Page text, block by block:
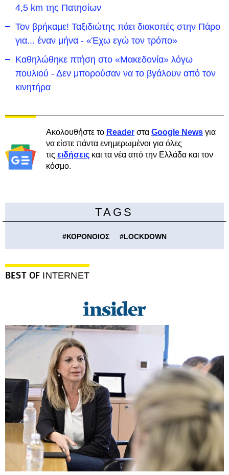
4,5 km της Πατησίων
Τον βρήκαμε! Ταξιδιώτης πάει διακοπές στην Πάρο
για... έναν μήνα - «Έχω εγώ τον τρόπο»
Καθηλώθηκε πτήση στο «Μακεδονία» λόγω
πουλιού - Δεν μπορούσαν να το βγάλουν από τον
κινητήρα
Ακολουθήστε το Reader στα Google News για
να είστε πάντα ενημερωμένοι για όλες
τις ειδήσεις και τα νέα από την Ελλάδα και τον
κόσμο.
TAGS
#ΚΟΡΟΝΟΙΟΣ #LOCKDOWN
BEST OF INTERNET